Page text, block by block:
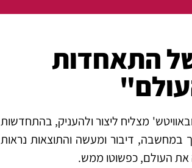
התאחדות
מצליח ליצור ולהעניק, בהתחדשות
במחשבה, דיבור ומעשה והתוצאות נראות
את העולם, כפשוטו ממש.